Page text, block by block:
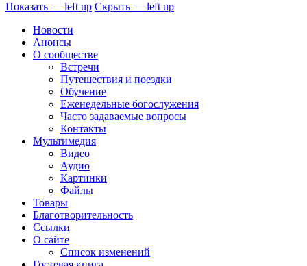
Показать — left up Скрыть — left up
Новости
Анонсы
О сообществе
Встречи
Путешествия и поездки
Обучение
Еженедельные богослужения
Часто задаваемые вопросы
Контакты
Мультимедия
Видео
Аудио
Картинки
Файлы
Товары
Благотворительность
Ссылки
О сайте
Список изменений